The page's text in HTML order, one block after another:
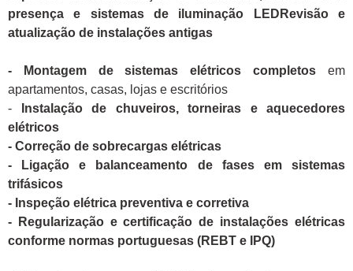
presença e sistemas de iluminação LEDRevisão e
atualização de instalações antigas
- Montagem de sistemas elétricos completos em
apartamentos, casas, lojas e escritórios
-
Instalação de chuveiros, torneiras e aquecedores
elétricos
- Correção de sobrecargas elétricas
- Ligação e balanceamento de fases em sistemas
trifásicos
- Inspeção elétrica preventiva e corretiva
- Regularização e certificação de instalações elétricas
conforme normas portuguesas (REBT e IPQ)